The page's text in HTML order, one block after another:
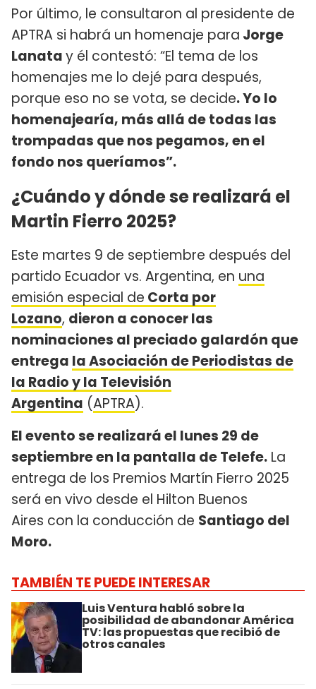
Por último, le consultaron al presidente de
APTRA si habrá un homenaje para Jorge
Lanatay él contestó: “El tema de los
homenajes me lo dejé para después,
porque eso no se vota, se decide. Yo lo
homenajearía, más allá de todas las
trompadas que nos pegamos, en el
fondo nos queríamos”.
¿Cuándo y dónde se realizará el
Martin Fierro 2025?
Este martes 9 de septiembre después del
partido Ecuador vs. Argentina, en una
emisión especial de Corta por
Lozano, dieron a conocer las
nominaciones al preciado galardón que
entrega la Asociación de Periodistas de
la Radio y la Televisión
Argentina (APTRA).
El evento se realizará el lunes 29 de
septiembre en la pantalla de Telefe. La
entrega de los Premios Martín Fierro 2025
será en vivo desde el Hilton Buenos
Aires con la conducción de Santiago del
Moro.
TAMBIÉN TE PUEDE INTERESAR
Luis Ventura habló sobre la
posibilidad de abandonar América
TV: las propuestas que recibió de
otros canales